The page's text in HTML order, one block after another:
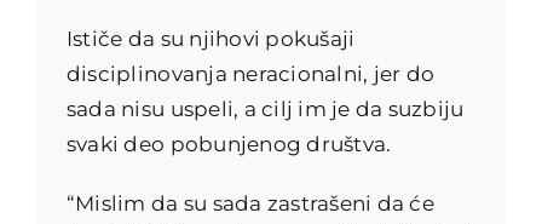
Ističe da su njihovi pokušaji
disciplinovanja neracionalni, jer do
sada nisu uspeli, a cilj im je da suzbiju
svaki deo pobunjenog društva.
“Mislim da su sada zastrašeni da će